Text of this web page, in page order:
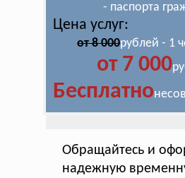
- паспорта
Цена услуг:
от 8 000рублей - 1
от 7 000
Бесплатно
Обращайтесь и
надежную